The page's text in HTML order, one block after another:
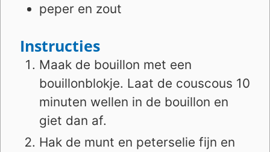
peper en zout
Instructies
Maak de bouillon met een
bouillonblokje. Laat de couscous 10
minuten wellen in de bouillon en
giet dan af.
Hak de munt en peterselie fijn en